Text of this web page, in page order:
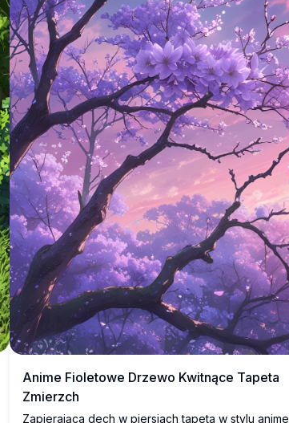
Anime Fioletowe Drzewo Kwitnące Tapeta
Zmierzch
Zapierająca dech w piersiach tapeta w stylu anime